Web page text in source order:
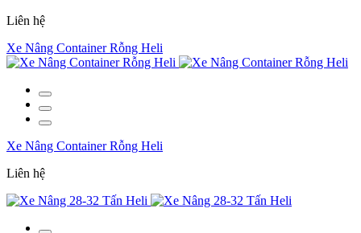
Liên hệ
Xe Nâng Container Rỗng Heli
Xe Nâng Container Rỗng Heli
Liên hệ